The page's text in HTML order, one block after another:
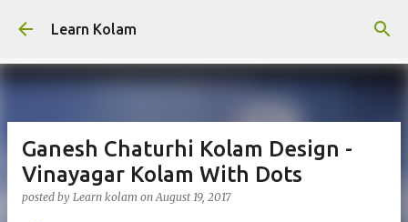
Learn Kolam
Ganesh Chaturhi Kolam Design -
Vinayagar Kolam With Dots
posted by Learn kolam onAugust 19, 2017